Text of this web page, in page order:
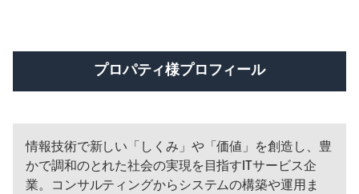
プロパティ様プロフィール
情報技術で新しい「しくみ」や「価値」を創造し、豊
かで調和のとれた社会の実現を目指すITサービス企
業。コンサルティングからシステムの構築や運用ま